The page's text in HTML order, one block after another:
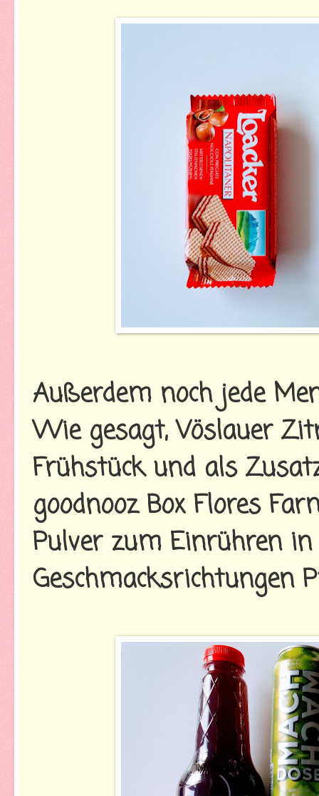
Außerdem noch jede
Wie gesagt, Vöslauer
Frühstück und als
goodnooz Box Flores
Pulver zum Einrühren
Geschmacksrichtungen